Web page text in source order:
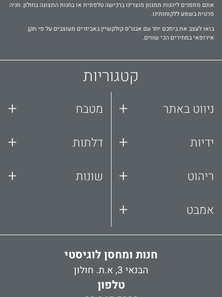
אתם מוזמנים ליהנות ממגוון מוצרינו ברכישה טלפונית או בחנות התצוגה בחולון. חניה
פרטית בשפע ללקוחותינו.
בואו לעצב את ביתכם יחד עם אבנר‘ס קולקשיין באביזרים מעוצבים על פי תקן
אירופאי במחירים הכי שווים.
קטגוריות
ניווט באתר +
ידיות +
ריהוט +
אמבט +
מטבח +
דלתות +
שונות +
חנות ומחסן לוגיסטי
הבנאי 3, א.ת. חולון
טלפון